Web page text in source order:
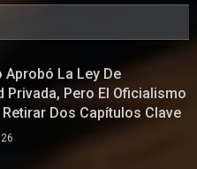
Aprobó La Ley De
Privada, Pero El Oficialismo
Retirar Dos Capítulos Clave